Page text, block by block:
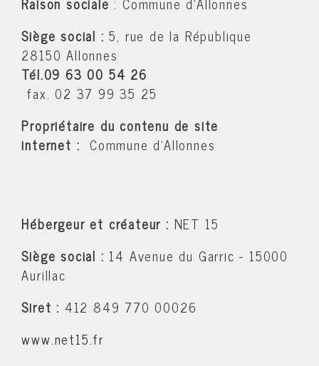
Siège social : 5, rue de la République
28150 Allonnes
Tél.09 63 00 54 26
fax. 02 37 99 35 25
Propriétaire du contenu de site
internet : Commune d'Allonnes
Hébergeur et créateur : NET 15
Siège social : 14 Avenue du Garric - 15000
Aurillac
Siret : 412 849 770 00026
www.net15.fr